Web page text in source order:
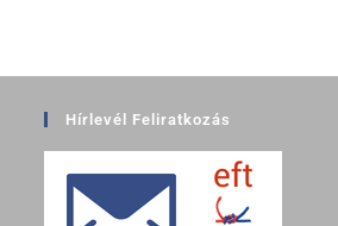
Hírlevél Feliratkozás